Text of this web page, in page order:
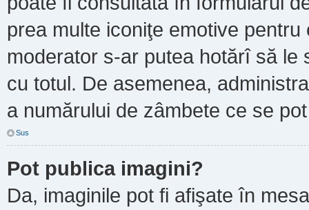
prea multe iconiţe emotive
moderator s-ar putea hotărî să
cu totul. De asemenea,
a numărului de zâmbete ce se
Sus
Pot publica imagini?
Da, imaginile pot fi afişate în